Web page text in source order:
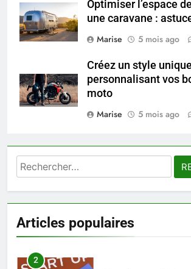
Optimiser l’espace
une caravane :
Marise
5 mois ago
Créez un style
personnalisant vos
moto
Marise
5 mois ago
Rechercher :
Articles populaires
8
Voyance à La
sérieux à un tarif
BIEN ÊTRE
1
Les tendances
MODE
2
ENTREPRISE
3